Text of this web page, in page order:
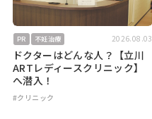
PR 不妊治療 2026.08.03
ドクターはどんな人？【立川
ARTレディースクリニック】
へ潜入！
#クリニック